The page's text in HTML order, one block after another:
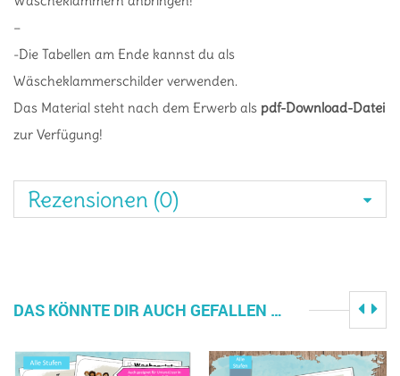
–
-Die Tabellen am Ende kannst du als
Wäscheklammerschilder verwenden.
Das Material steht nach dem Erwerb als pdf-Download-Datei
zur Verfügung!
Rezensionen (0)
DAS KÖNNTE DIR AUCH GEFALLEN …